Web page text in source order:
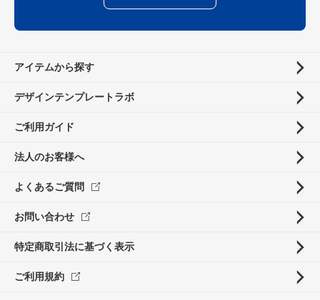
アイテムから探す
デザインテンプレートラボ
ご利用ガイド
法人のお客様へ
よくあるご質問
お問い合わせ
特定商取引法に基づく表示
ご利用規約